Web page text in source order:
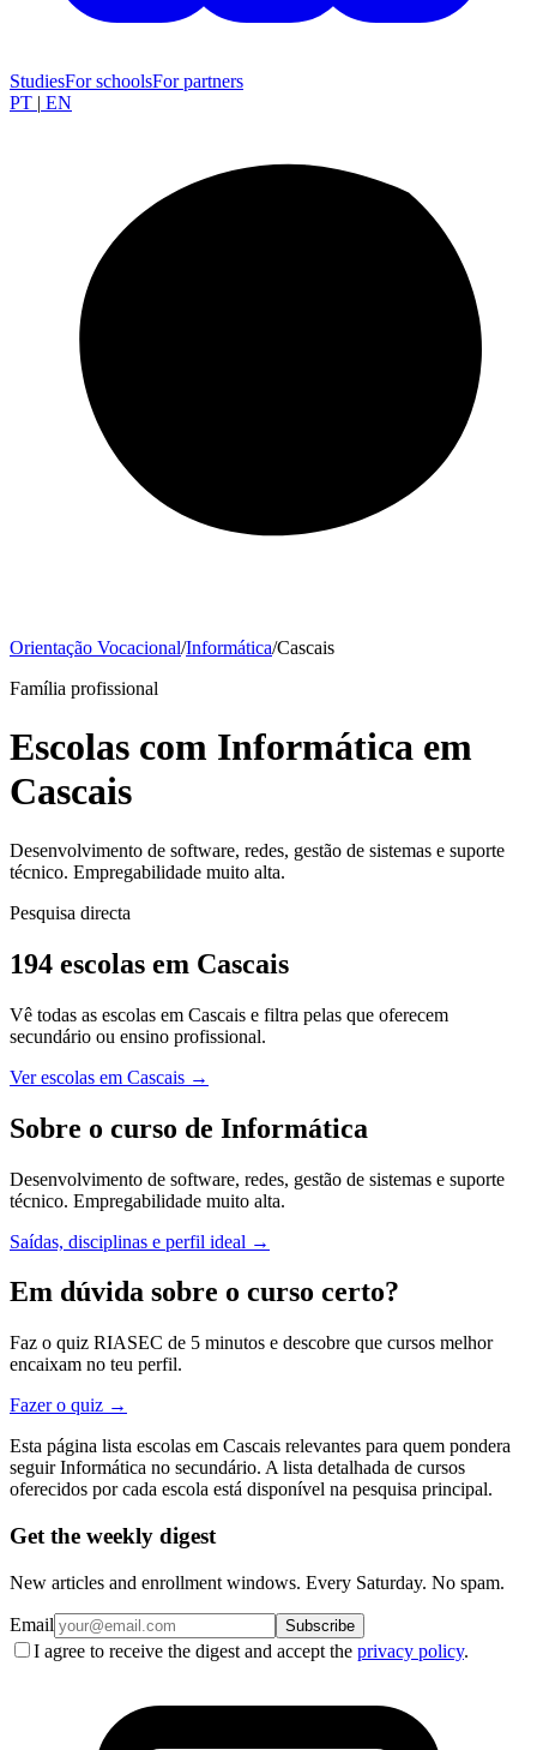
StudiesFor schoolsFor partners
PT | EN
Orientação Vocacional/Informática/Cascais
Família profissional
Escolas com Informática em
Cascais
Desenvolvimento de software, redes, gestão de sistemas e suporte
técnico. Empregabilidade muito alta.
Pesquisa directa
194 escolas em Cascais
Vê todas as escolas em Cascais e filtra pelas que oferecem
secundário ou ensino profissional.
Ver escolas em Cascais →
Sobre o curso de Informática
Desenvolvimento de software, redes, gestão de sistemas e suporte
técnico. Empregabilidade muito alta.
Saídas, disciplinas e perfil ideal →
Em dúvida sobre o curso certo?
Faz o quiz RIASEC de 5 minutos e descobre que cursos melhor
encaixam no teu perfil.
Fazer o quiz →
Esta página lista escolas em Cascais relevantes para quem pondera
seguir Informática no secundário. A lista detalhada de cursos
oferecidos por cada escola está disponível na pesquisa principal.
Get the weekly digest
New articles and enrollment windows. Every Saturday. No spam.
Email Subscribe
I agree to receive the digest and accept the privacy policy.